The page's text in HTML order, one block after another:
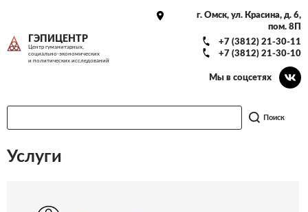
ГЭПИЦЕНТР
Центр гуманитарных,
социально-экономических
и политических исследований
г. Омск, ул. Красина, д. 6,
пом. 8П
+7 (3812) 21-30-11
+7 (3812) 21-30-10
Мы в соцсетях
Услуги